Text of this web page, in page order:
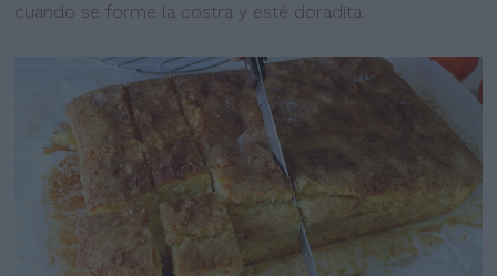
cuando se forme la costra y esté doradita.